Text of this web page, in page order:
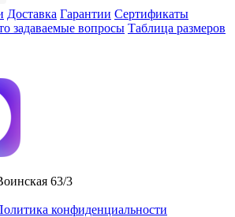
Доставка Гарантии Сертификаты
задаваемые вопросы Таблица размеров
63/3
конфиденциальности